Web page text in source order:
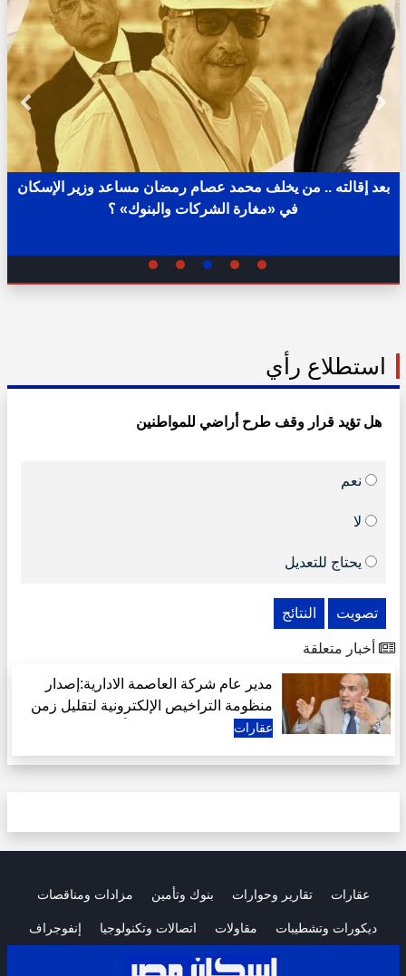
بعد إقالته .. من يخلف محمد عصام رمضان مساعد وزير الإسكان
في «مغارة الشركات والبنوك» ؟
استطلاع رأي
هل تؤيد قرار وقف طرح أراضي للمواطنين
نعم
لا
يحتاج للتعديل
تصويت النتائج
أخبار متعلقة
مدير عام شركة العاصمة الادارية:إصدار
منظومة التراخيص الإلكترونية لتقليل زمن
عقارات
عقارات تقارير وحوارات بنوك وتأمين مزادات ومناقصات
ديكورات وتشطيبات مقاولات اتصالات وتكنولوجيا إنفوجراف